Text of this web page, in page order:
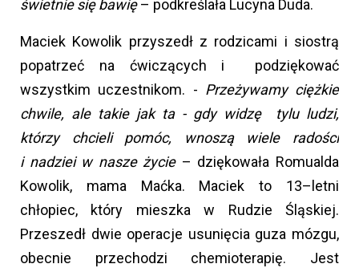
świetnie się bawię– podkreślała Lucyna Duda.
Maciek Kowolik przyszedł z rodzicami i siostrą
popatrzeć na ćwiczących i podziękować
wszystkim uczestnikom. - Przeżywamy ciężkie
chwile, ale takie jak ta - gdy widzę tylu ludzi,
którzy chcieli pomóc, wnoszą wiele radości
i nadziei w nasze życie– dziękowała Romualda
Kowolik, mama Maćka. Maciek to 13–letni
chłopiec, który mieszka w Rudzie Śląskiej.
Przeszedł dwie operacje usunięcia guza mózgu,
obecnie przechodzi chemioterapię. Jest